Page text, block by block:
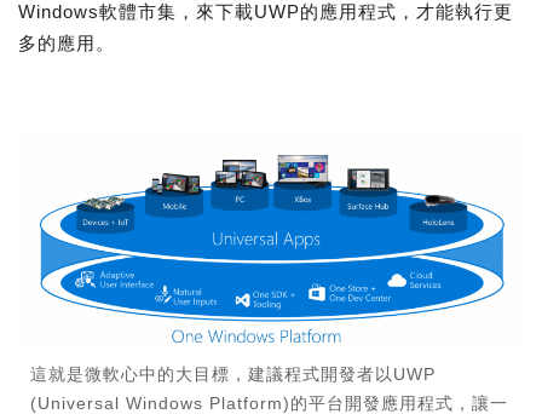
Windows軟體市集，來下載UWP的應用程式，才能執行更
多的應用。
這就是微軟心中的大目標，建議程式開發者以UWP
(Universal Windows Platform)的平台開發應用程式，讓一